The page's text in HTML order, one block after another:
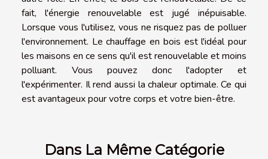
fait, l'énergie renouvelable est jugé inépuisable.
Lorsque vous l'utilisez, vous ne risquez pas de polluer
l'environnement. Le chauffage en bois est l'idéal pour
les maisons en ce sens qu'il est renouvelable et moins
polluant. Vous pouvez donc l'adopter et
l'expérimenter. Il rend aussi la chaleur optimale. Ce qui
est avantageux pour votre corps et votre bien-être.
Dans La Même Catégorie